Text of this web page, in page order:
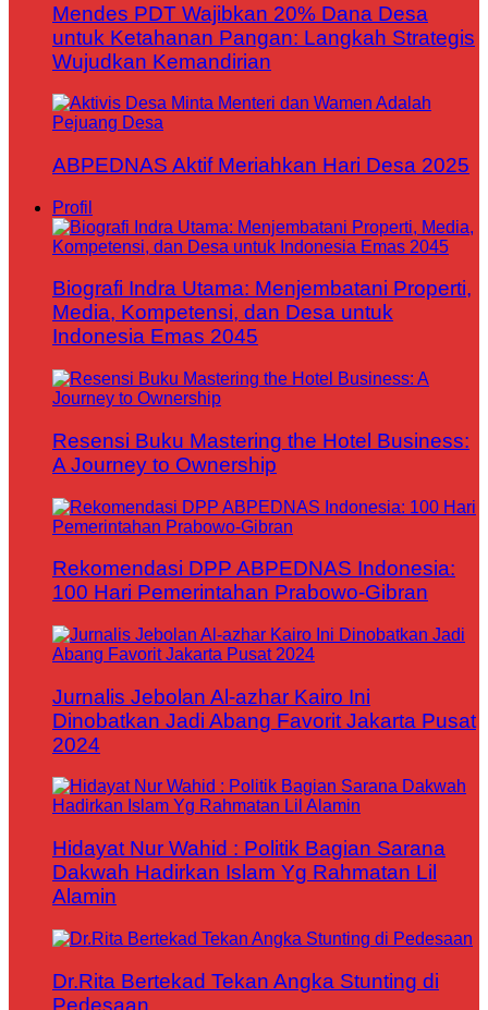
Mendes PDT Wajibkan 20% Dana Desa
untuk Ketahanan Pangan: Langkah Strategis
Wujudkan Kemandirian
ABPEDNAS Aktif Meriahkan Hari Desa 2025
Profil
Biografi Indra Utama: Menjembatani Properti,
Media, Kompetensi, dan Desa untuk
Indonesia Emas 2045
Resensi Buku Mastering the Hotel Business:
A Journey to Ownership
Rekomendasi DPP ABPEDNAS Indonesia:
100 Hari Pemerintahan Prabowo-Gibran
Jurnalis Jebolan Al-azhar Kairo Ini
Dinobatkan Jadi Abang Favorit Jakarta Pusat
2024
Hidayat Nur Wahid : Politik Bagian Sarana
Dakwah Hadirkan Islam Yg Rahmatan Lil
Alamin
Dr.Rita Bertekad Tekan Angka Stunting di
Pedesaan